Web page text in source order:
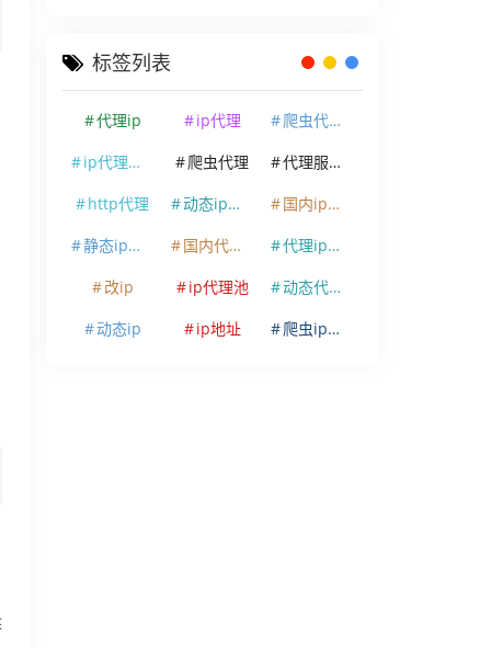
标签列表
代理ip ip代理
爬虫代理ip
ip代理软件
爬虫代理
代理服务器
http代理
动态ip代理
国内ip代理
静态ip代理
国内代理ip
代理ip软件
改ip
ip代理池
动态代理ip
动态ip
ip地址 爬虫ip代理